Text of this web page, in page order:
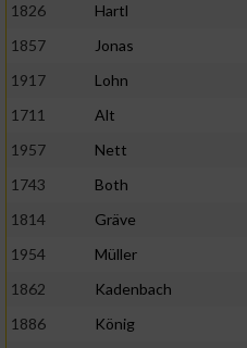
1826
Hartl
1857
Jonas
1917
Lohn
1711
Alt
1957
Nett
1743
Both
1814
Gräve
1954
Müller
1862
Kadenbach
1886
König